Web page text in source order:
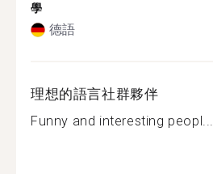
學
德語
理想的語言社群夥伴
Funny and interesting peopl...